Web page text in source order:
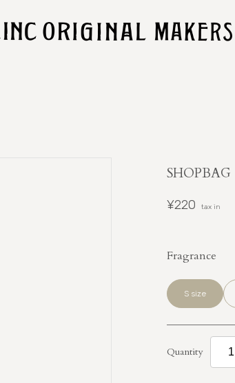
SHOPBAG
¥220 tax in
Fragrance
S size
Quantity